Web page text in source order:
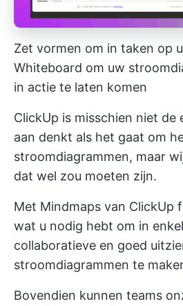
Zet vormen om in taken op
Whiteboard om uw
in actie te laten komen
ClickUp is misschien niet de
aan denkt als het gaat om
stroomdiagrammen, maar
dat wel zou moeten zijn.
Met Mindmaps van ClickUp
wat u nodig hebt om in
collaboratieve en goed
stroomdiagrammen te
Bovendien kunnen teams